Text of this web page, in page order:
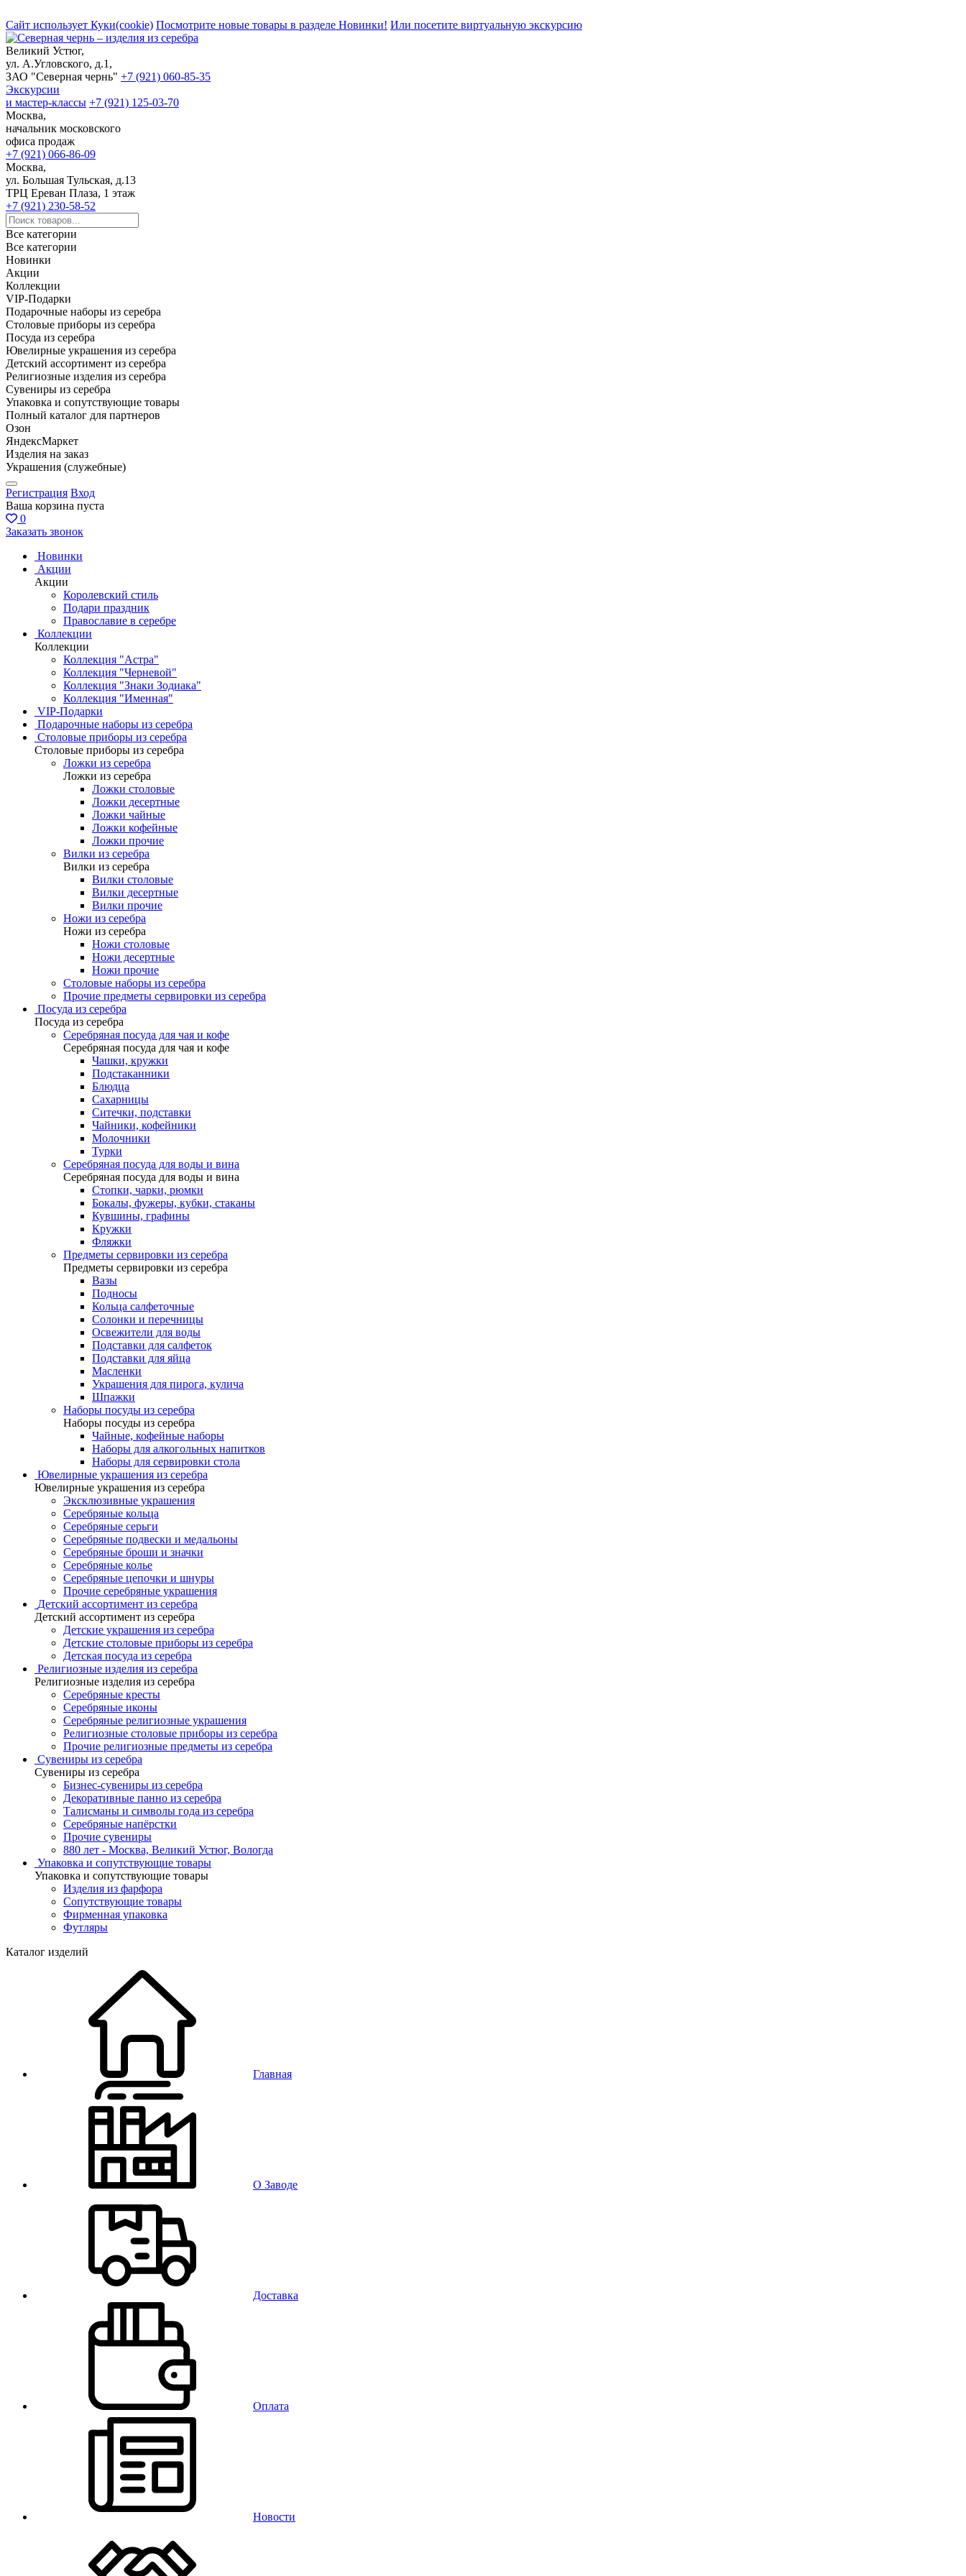
Сайт использует Куки(cookie) Посмотрите новые товары в разделе Новинки! Или посетите виртуальную экскурсию
Великий Устюг,
ул. А.Угловского, д.1,
ЗАО "Северная чернь" +7 (921) 060-85-35
Экскурсии
и мастер-классы +7 (921) 125-03-70
Москва,
начальник московского
офиса продаж
+7 (921) 066-86-09
Москва,
ул. Большая Тульская, д.13
ТРЦ Ереван Плаза, 1 этаж
+7 (921) 230-58-52
Все категории
Все категории
Новинки
Акции
Коллекции
VIP-Подарки
Подарочные наборы из серебра
Столовые приборы из серебра
Посуда из серебра
Ювелирные украшения из серебра
Детский ассортимент из серебра
Религиозные изделия из серебра
Сувениры из серебра
Упаковка и сопутствующие товары
Полный каталог для партнеров
Озон
ЯндексМаркет
Изделия на заказ
Украшения (служебные)
Регистрация Вход
Ваша корзина пуста
0
Заказать звонок
Новинки
Акции
Акции
Королевский стиль
Подари праздник
Православие в серебре
Коллекции
Коллекции
Коллекция "Астра"
Коллекция "Черневой"
Коллекция "Знаки Зодиака"
Коллекция "Именная"
VIP-Подарки
Подарочные наборы из серебра
Столовые приборы из серебра
Столовые приборы из серебра
Ложки из серебра
Ложки из серебра
Ложки столовые
Ложки десертные
Ложки чайные
Ложки кофейные
Ложки прочие
Вилки из серебра
Вилки из серебра
Вилки столовые
Вилки десертные
Вилки прочие
Ножи из серебра
Ножи из серебра
Ножи столовые
Ножи десертные
Ножи прочие
Столовые наборы из серебра
Прочие предметы сервировки из серебра
Посуда из серебра
Посуда из серебра
Серебряная посуда для чая и кофе
Серебряная посуда для чая и кофе
Чашки, кружки
Подстаканники
Блюдца
Сахарницы
Ситечки, подставки
Чайники, кофейники
Молочники
Турки
Серебряная посуда для воды и вина
Серебряная посуда для воды и вина
Стопки, чарки, рюмки
Бокалы, фужеры, кубки, стаканы
Кувшины, графины
Кружки
Фляжки
Предметы сервировки из серебра
Предметы сервировки из серебра
Вазы
Подносы
Кольца салфеточные
Солонки и перечницы
Освежители для воды
Подставки для салфеток
Подставки для яйца
Масленки
Украшения для пирога, кулича
Шпажки
Наборы посуды из серебра
Наборы посуды из серебра
Чайные, кофейные наборы
Наборы для алкогольных напитков
Наборы для сервировки стола
Ювелирные украшения из серебра
Ювелирные украшения из серебра
Эксклюзивные украшения
Серебряные кольца
Серебряные серьги
Серебряные подвески и медальоны
Серебряные броши и значки
Серебряные колье
Серебряные цепочки и шнуры
Прочие серебряные украшения
Детский ассортимент из серебра
Детский ассортимент из серебра
Детские украшения из серебра
Детские столовые приборы из серебра
Детская посуда из серебра
Религиозные изделия из серебра
Религиозные изделия из серебра
Серебряные кресты
Серебряные иконы
Серебряные религиозные украшения
Религиозные столовые приборы из серебра
Прочие религиозные предметы из серебра
Сувениры из серебра
Сувениры из серебра
Бизнес-сувениры из серебра
Декоративные панно из серебра
Талисманы и символы года из серебра
Серебряные напёрстки
Прочие сувениры
880 лет - Москва, Великий Устюг, Вологда
Упаковка и сопутствующие товары
Упаковка и сопутствующие товары
Изделия из фарфора
Сопутствующие товары
Фирменная упаковка
Футляры
Каталог изделий
Главная
О Заводе
Доставка
Оплата
Новости